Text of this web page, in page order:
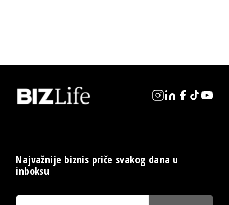
Najvažnije biznis priče svakog dana u
inboksu